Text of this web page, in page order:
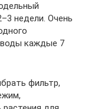
недели. Очень
воды каждые 7
фильтр,